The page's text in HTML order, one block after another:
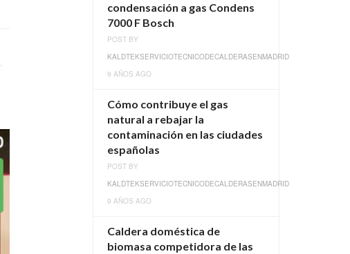
,
condensación a gas Condens
7000 F Bosch
POST BY
KALDTEKSERVICIOTECNICODECALDERASENMADRID
9 AÑOS AGO
Cómo contribuye el gas
natural a rebajar la
contaminación en las ciudades
españolas
POST BY
KALDTEKSERVICIOTECNICODECALDERASENMADRID
9 AÑOS AGO
Caldera doméstica de
biomasa competidora de las